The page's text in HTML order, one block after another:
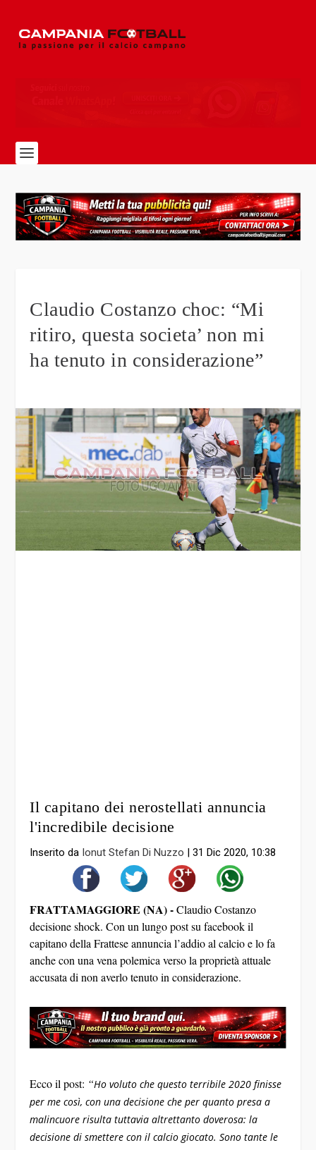
Claudio Costanzo choc: “Mi
ritiro, questa societa’ non mi
ha tenuto in considerazione”
Il capitano dei nerostellati annuncia
l'incredibile decisione
Inserito da Ionut Stefan Di Nuzzo |31 Dic 2020, 10:38
FRATTAMAGGIORE (NA) -Claudio Costanzo
decisione shock. Con un lungo post su facebook il
capitano della Frattese annuncia l’addio al calcio e lo fa
anche con una vena polemica verso la proprietà attuale
accusata di non averlo tenuto in considerazione.
Ecco il post: “Ho voluto che questo terribile 2020 finisse
per me così, con una decisione che per quanto presa a
malincuore risulta tuttavia altrettanto doverosa: la
decisione di smettere con il calcio giocato. Sono tante le